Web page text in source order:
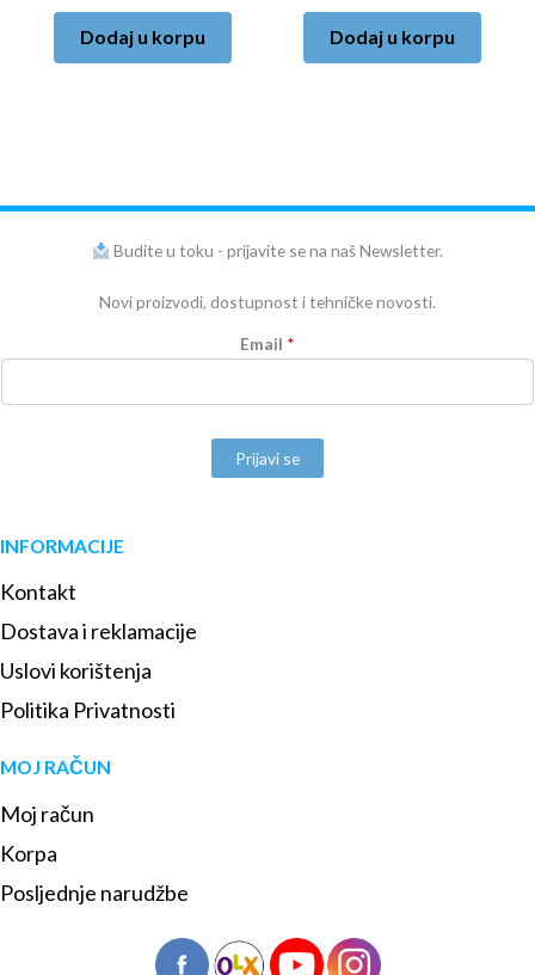
Dodaj u korpu Dodaj u korpu
Budite u toku - prijavite se na naš Newsletter.
Novi proizvodi, dostupnost i tehničke novosti.
Email *
Prijavi se
INFORMACIJE
Kontakt
Dostava i reklamacije
Uslovi korištenja
Politika Privatnosti
MOJ RAČUN
Moj račun
Korpa
Posljednje narudžbe